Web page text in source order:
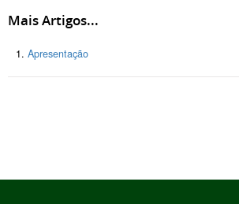
Mais Artigos...
Apresentação